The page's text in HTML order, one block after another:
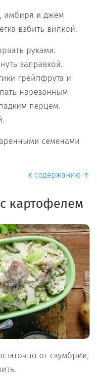
имбиря и джем
взбить вилкой.
руками.
заправкой.
грейпфрута и
нарезанным
перцем.
семенами
к содержанию ↑
картофелем
от скумбрии,